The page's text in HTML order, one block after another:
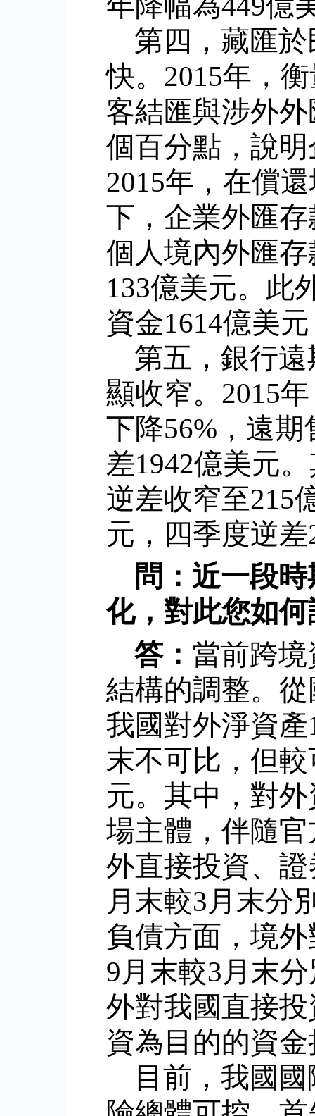
第四，藏匯
快。 2015年，
客結匯與涉外
個百分點，說
2015年，在償
下，企業外匯
個人境內外匯
133億美元。此
資金1614億美
第五，銀行
顯收窄。 2015
下降56% ，遠
差1942億美元
逆差收窄至215
元，四季度逆差
問：近一段
化，對此您如
答： 當前跨
結構的調整。
我國對外淨資產
末不可比，但
元。其中，對
場主體，伴隨
外直接投資、
月末較3月末分
負債方面，境
9月末較3月末
外對我國直接
資為目的的資
目前，我國